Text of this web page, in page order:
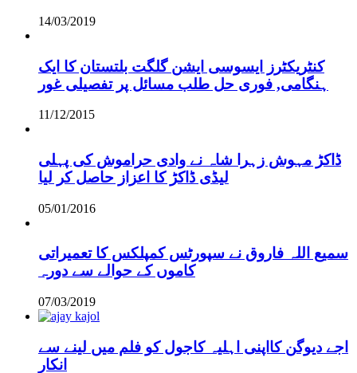
14/03/2019
کنٹریکٹرز ایسوسی ایشن گلگت بلتستان کا ایک
ہنگامی, فوری حل طلب مسائل پر تفصیلی غور
11/12/2015
ڈاکڑ مہوش زہرا شاہ نے وادی حراموش کی پہلی
لیڈی ڈاکڑ کا اعزاز حاصل کر لیا
05/01/2016
سمیع اللہ فاروق نے سپورٹس کمپلکس کا تعمیراتی
کاموں کے حوالے سے دورہ
07/03/2019
اجے دیوگن کااپنی اہلیہ کاجول کو فلم میں لینے سے
انکار